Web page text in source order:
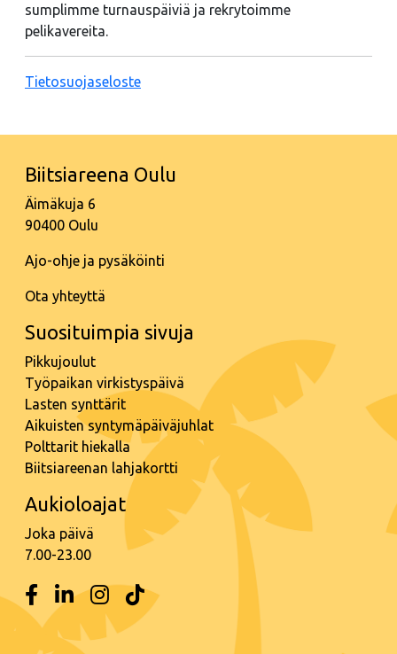
sumplimme turnauspäiviä ja rekrytoimme
pelikavereita.
Tietosuojaseloste
Biitsiareena Oulu
Äimäkuja 6
90400 Oulu
Ajo-ohje ja pysäköinti
Ota yhteyttä
Suosituimpia sivuja
Pikkujoulut
Työpaikan virkistyspäivä
Lasten synttärit
Aikuisten syntymäpäiväjuhlat
Polttarit hiekalla
Biitsiareenan lahjakortti
Aukioloajat
Joka päivä
7.00-23.00